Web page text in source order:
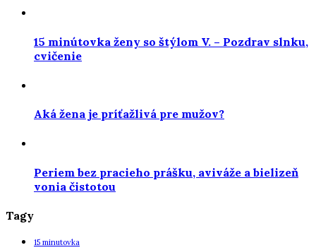
15 minútovka ženy so štýlom V. – Pozdrav slnku,
cvičenie
Aká žena je príťažlivá pre mužov?
Periem bez pracieho prášku, aviváže a bielizeň
vonia čistotou
Tagy
15 minutovka